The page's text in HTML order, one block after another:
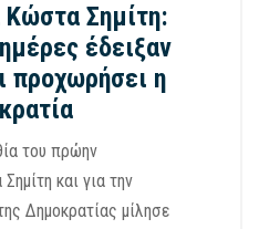
Κώστα Σημίτη:
έδειξαν
προχωρήσει η
του πρώην
και για την
Δημοκρατίας μίλησε